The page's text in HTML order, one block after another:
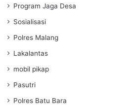
Program Jaga Desa
Sosialisasi
Polres Malang
Lakalantas
mobil pikap
Pasutri
Polres Batu Bara